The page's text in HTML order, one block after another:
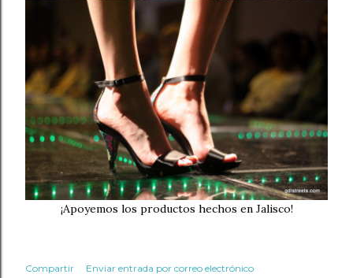
¡Apoyemos los productos hechos en Jalisco!
Compartir
Enviar entrada por correo electrónico